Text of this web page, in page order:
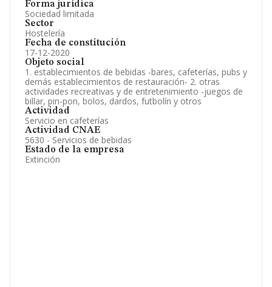
Forma jurídica
Sociedad limitada
Sector
Hostelería
Fecha de constitución
17-12-2020
Objeto social
1. establecimientos de bebidas -bares, cafeterías, pubs y
demás establecimientos de restauración- 2. otras
actividades recreativas y de entretenimiento -juegos de
billar, pin-pon, bolos, dardos, futbolín y otros
Actividad
Servicio en cafeterías
Actividad CNAE
5630 - Servicios de bebidas
Estado de la empresa
Extinción